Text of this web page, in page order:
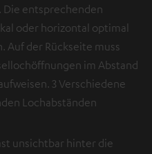
Die entsprechenden
oder horizontal optimal
Auf der Rückseite muss
im Abstand
3 Verschiedene
Lochabständen
unsichtbar hinter die